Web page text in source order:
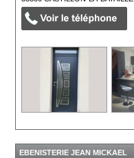
EBENISTERIE JEAN MICKAEL